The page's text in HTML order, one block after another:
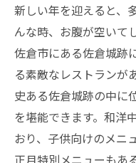
新しい年を迎えると、
んな時、お腹が空いて
佐倉市にある佐倉城跡
る素敵なレストランが
史ある佐倉城跡の中に
を堪能できます。和洋
おり、子供向けのメニ
正月特別メニューもあ